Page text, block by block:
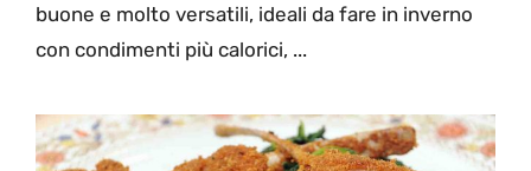
buone e molto versatili, ideali da fare in inverno
con condimenti più calorici, ...